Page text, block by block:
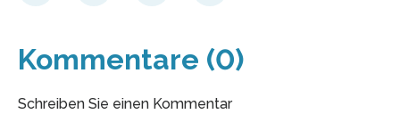
Kommentare (0)
Schreiben Sie einen Kommentar